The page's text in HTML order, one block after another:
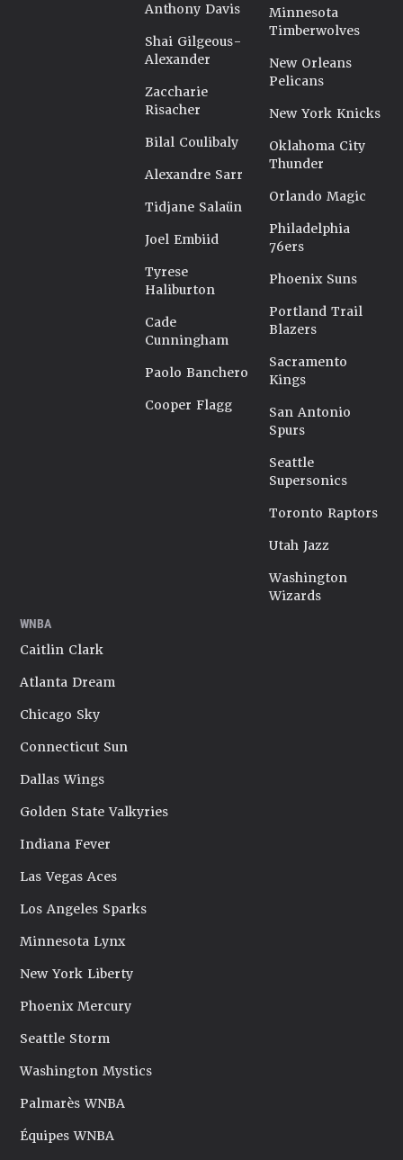
Anthony Davis
Shai Gilgeous-
Alexander
Zaccharie
Risacher
Bilal Coulibaly
Alexandre Sarr
Tidjane Salaün
Joel Embiid
Tyrese
Haliburton
Cade
Cunningham
Paolo Banchero
Cooper Flagg
Minnesota
Timberwolves
New Orleans
Pelicans
New York Knicks
Oklahoma City
Thunder
Orlando Magic
Philadelphia
76ers
Phoenix Suns
Portland Trail
Blazers
Sacramento
Kings
San Antonio
Spurs
Seattle
Supersonics
Toronto Raptors
Utah Jazz
Washington
Wizards
WNBA
Caitlin Clark
Atlanta Dream
Chicago Sky
Connecticut Sun
Dallas Wings
Golden State Valkyries
Indiana Fever
Las Vegas Aces
Los Angeles Sparks
Minnesota Lynx
New York Liberty
Phoenix Mercury
Seattle Storm
Washington Mystics
Palmarès WNBA
Équipes WNBA